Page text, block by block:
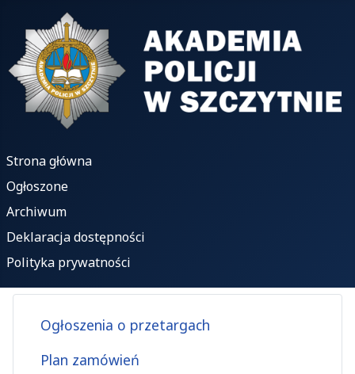
Strona główna
Ogłoszone
Archiwum
Deklaracja dostępności
Polityka prywatności
Ogłoszenia o przetargach
Plan zamówień